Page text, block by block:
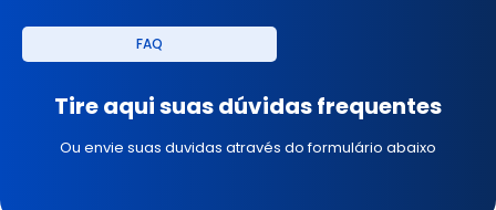
FAQ
Tire aqui suas dúvidas frequentes
Ou envie suas duvidas através do formulário abaixo